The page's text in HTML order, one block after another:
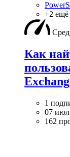
+2 ещё
Как
1
07
162